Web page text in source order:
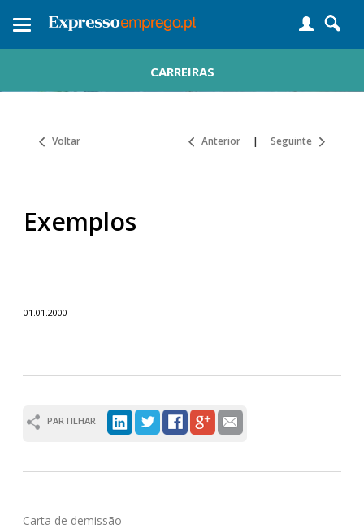
Toggle
CARREIRAS
Voltar Anterior | Seguinte
Exemplos
01.01.2000
PARTILHAR
Carta de demissão